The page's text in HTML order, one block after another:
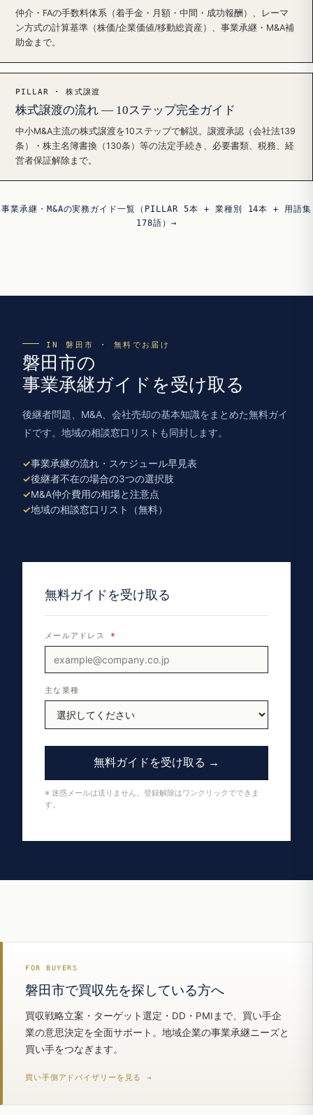
仲介・FAの手数料体系（着手金・月額・中間・成功報酬）、レーマ
ン方式の計算基準（株価/企業価値/移動総資産）、事業承継・M&A補
助金まで。
PILLAR · 株式譲渡
株式譲渡の流れ — 10ステップ完全ガイド
中小M&A主流の株式譲渡を10ステップで解説。譲渡承認（会社法139
条）・株主名簿書換（130条）等の法定手続き、必要書類、税務、経
営者保証解除まで。
事業承継・M&Aの実務ガイド一覧（PILLAR 5本 + 業種別 14本 + 用語集
178語）→
IN 磐田市 · 無料でお届け
磐田市の
事業承継ガイドを受け取る
後継者問題、M&A、会社売却の基本知識をまとめた無料ガイ
ドです。地域の相談窓口リストも同封します。
事業承継の流れ・スケジュール早見表
後継者不在の場合の3つの選択肢
M&A仲介費用の相場と注意点
地域の相談窓口リスト（無料）
無料ガイドを受け取る
メールアドレス *
主な業種
無料ガイドを受け取る →
※ 迷惑メールは送りません。登録解除はワンクリックでできま
す。
FOR BUYERS
磐田市で買収先を探している方へ
買収戦略立案・ターゲット選定・DD・PMIまで、買い手企
業の意思決定を全面サポート。地域企業の事業承継ニーズと
買い手をつなぎます。
買い手側アドバイザリーを見る →